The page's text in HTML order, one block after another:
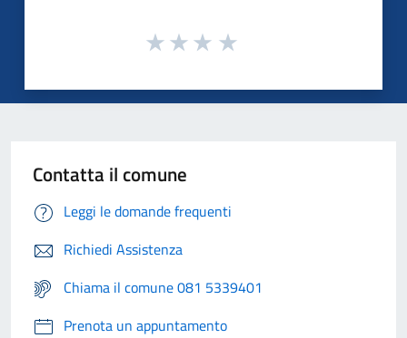
Contatta il comune
Leggi le domande frequenti
Richiedi Assistenza
Chiama il comune 081 5339401
Prenota un appuntamento